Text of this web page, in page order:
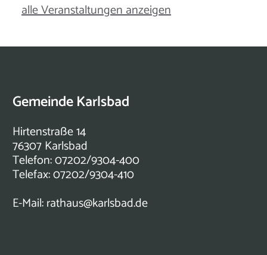
alle Veranstaltungen anzeigen
Gemeinde Karlsbad
Hirtenstraße 14
76307 Karlsbad
Telefon: 07202/9304-400
Telefax: 07202/9304-410
E-Mail:rathaus@karlsbad.de